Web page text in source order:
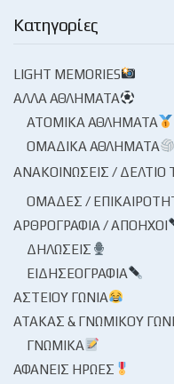
Κατηγορίες
LIGHT MEMORIES
ΆΛΛΑ ΑΘΛΉΜΑΤΑ
ΑΤΟΜΙΚΆ ΑΘΛΉΜΑΤΑ
ΟΜΑΔΙΚΆ ΑΘΛΉΜΑΤΑ
ΑΝΑΚΟΙΝΏΣΕΙΣ /
ΟΜΆΔΕΣ /
ΑΡΘΡΟΓΡΑΦΊΑ / ΑΠΌΗΧΟΙ
ΔΗΛΏΣΕΙΣ
ΕΙΔΗΣΕΟΓΡΑΦΊΑ
ΑΣΤΕΊΟΥ ΓΩΝΊΑ
ΑΤΆΚΑΣ & ΓΝΩΜΙΚΟΎ
ΓΝΩΜΙΚΆ
ΑΦΑΝΕΊΣ ΉΡΩΕΣ